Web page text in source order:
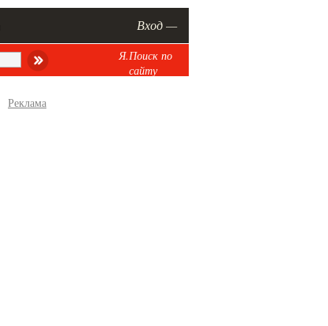
Вход —
Я.Поиск по
сайту
Реклама